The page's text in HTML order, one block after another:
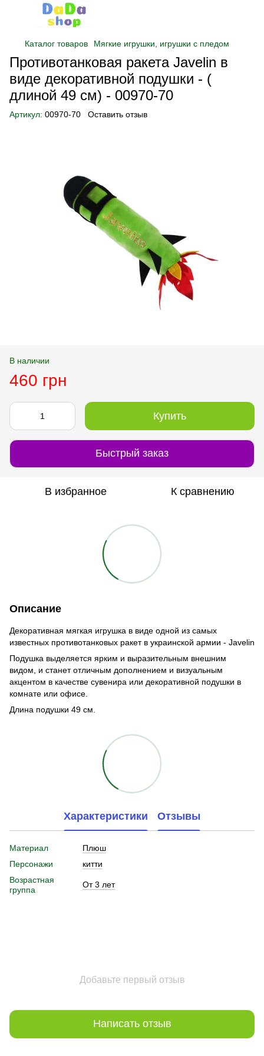
Каталог товаров Мягкие игрушки, игрушки с пледом
Противотанковая ракета Javelin в
виде декоративной подушки - (
длиной 49 см) - 00970-70
Артикул: 00970-70 Оставить отзыв
В наличии
460 грн
Купить
Быстрый заказ
В избранное К сравнению
Описание
Декоративная мягкая игрушка в виде одной из самых
известных противотанковых ракет в украинской армии - Javelin
Подушка выделяется ярким и выразительным внешним
видом, и станет отличным дополнением и визуальным
акцентом в качестве сувенира или декоративной подушки в
комнате или офисе.
Длина подушки 49 см.
Характеристики Отзывы
Материал
Плюш
Персонажи
китти
Возрастная
группа
От 3 лет
Добавьте первый отзыв
Написать отзыв